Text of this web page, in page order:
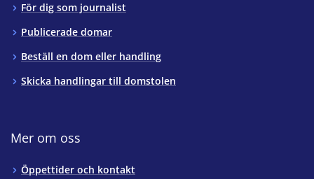
För dig som journalist
Publicerade domar
Beställ en dom eller handling
Skicka handlingar till domstolen
Mer om oss
Öppettider och kontakt